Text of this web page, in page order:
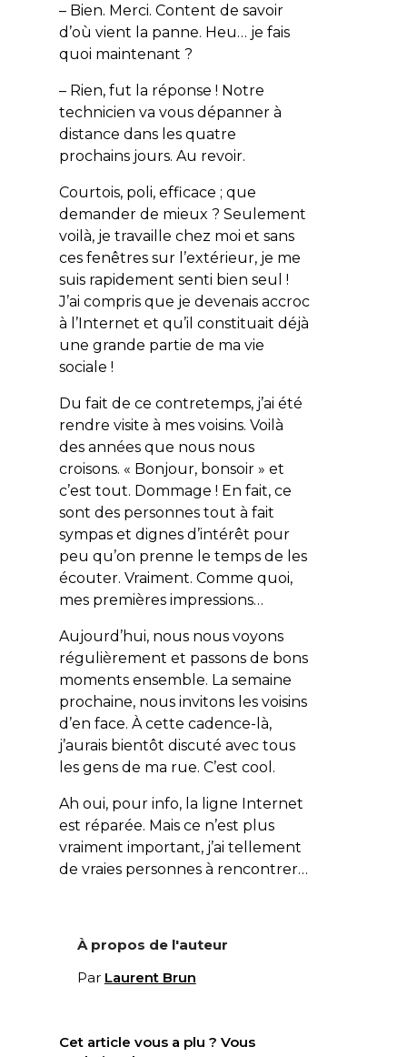
– Bien. Merci. Content de savoir
d’où vient la panne. Heu… je fais
quoi maintenant ?
– Rien, fut la réponse ! Notre
technicien va vous dépanner à
distance dans les quatre
prochains jours. Au revoir.
Courtois, poli, efficace ; que
demander de mieux ? Seulement
voilà, je travaille chez moi et sans
ces fenêtres sur l’extérieur, je me
suis rapidement senti bien seul !
J’ai compris que je devenais accroc
à l’Internet et qu’il constituait déjà
une grande partie de ma vie
sociale !
Du fait de ce contretemps, j’ai été
rendre visite à mes voisins. Voilà
des années que nous nous
croisons. « Bonjour, bonsoir » et
c’est tout. Dommage ! En fait, ce
sont des personnes tout à fait
sympas et dignes d’intérêt pour
peu qu’on prenne le temps de les
écouter. Vraiment. Comme quoi,
mes premières impressions…
Aujourd’hui, nous nous voyons
régulièrement et passons de bons
moments ensemble. La semaine
prochaine, nous invitons les voisins
d’en face. À cette cadence-là,
j’aurais bientôt discuté avec tous
les gens de ma rue. C’est cool.
Ah oui, pour info, la ligne Internet
est réparée. Mais ce n’est plus
vraiment important, j’ai tellement
de vraies personnes à rencontrer…
À propos de l'auteur
Par Laurent Brun
Cet article vous a plu ? Vous